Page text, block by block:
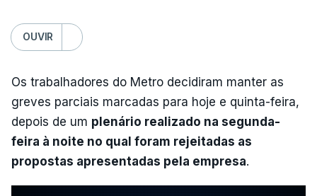
OUVIR
Os trabalhadores do Metro decidiram manter as
greves parciais marcadas para hoje e quinta-feira,
depois de um plenário realizado na segunda-
feira à noite no qual foram rejeitadas as
propostas apresentadas pela empresa.